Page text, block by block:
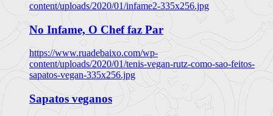
content/uploads/2020/01/infame2-335x256.jpg
No Infame, O Chef faz Par
https://www.ruadebaixo.com/wp-
content/uploads/2020/01/tenis-vegan-rutz-como-sao-feitos-
sapatos-vegan-335x256.jpg
Sapatos veganos